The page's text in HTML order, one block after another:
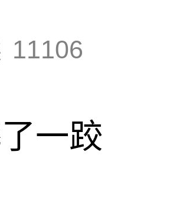
11106
一跤